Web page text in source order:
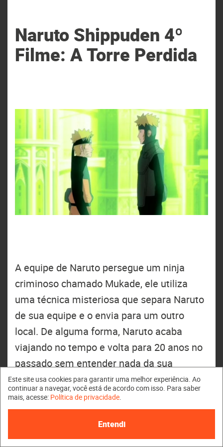
Naruto Shippuden 4º
Filme: A Torre Perdida
A equipe de Naruto persegue um ninja
criminoso chamado Mukade, ele utiliza
uma técnica misteriosa que separa Naruto
de sua equipe e o envia para um outro
local. De alguma forma, Naruto acaba
viajando no tempo e volta para 20 anos no
passado sem entender nada da sua
situação atual. Seu inimigo voltou no
tempo para obter um poder especial e
Naruto se cruza com Minato Namikaze, seu
pai, que também estava naquele lugar para
cumprir uma missão.
Este site usa cookies para garantir uma melhor experiência. Ao
continuar a navegar, você está de acordo com isso. Para saber
mais, acesse: Política de privacidade.
Entendi